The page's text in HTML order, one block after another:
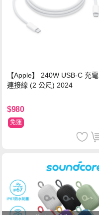
【Apple】 240W USB-C 充電
連接線 (2 公尺) 2024
$980
免運